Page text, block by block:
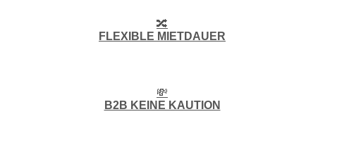
🔀
FLEXIBLE MIETDAUER
💸
B2B KEINE KAUTION